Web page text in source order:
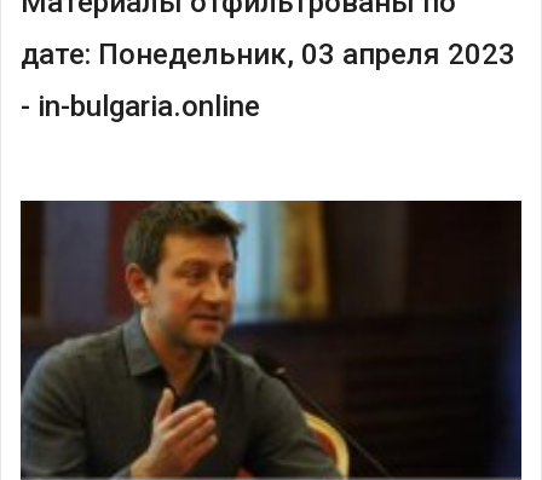
дате: Понедельник, 03 апреля 2023
- in-bulgaria.online